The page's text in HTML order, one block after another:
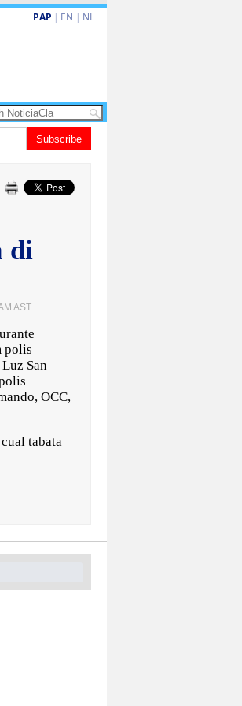
PAP | EN | NL
cay den caso di e-steps
Subscribe
di
AST
polis
San
OCC,
tabata